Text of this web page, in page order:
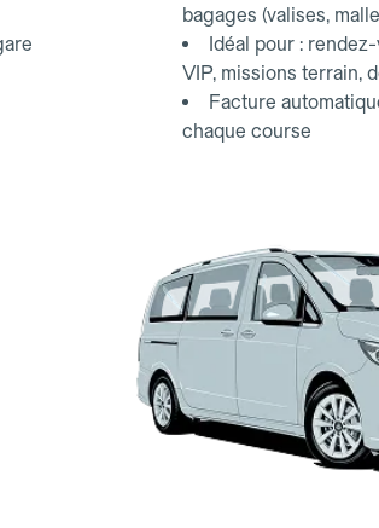
bagages (valises,
Idéal pour :
VIP, missions terrain,
Facture
chaque course